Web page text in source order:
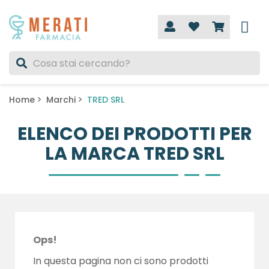
Home Marchi TRED SRL
ELENCO DEI PRODOTTI PER
LA MARCA TRED SRL
Ops!
In questa pagina non ci sono prodotti